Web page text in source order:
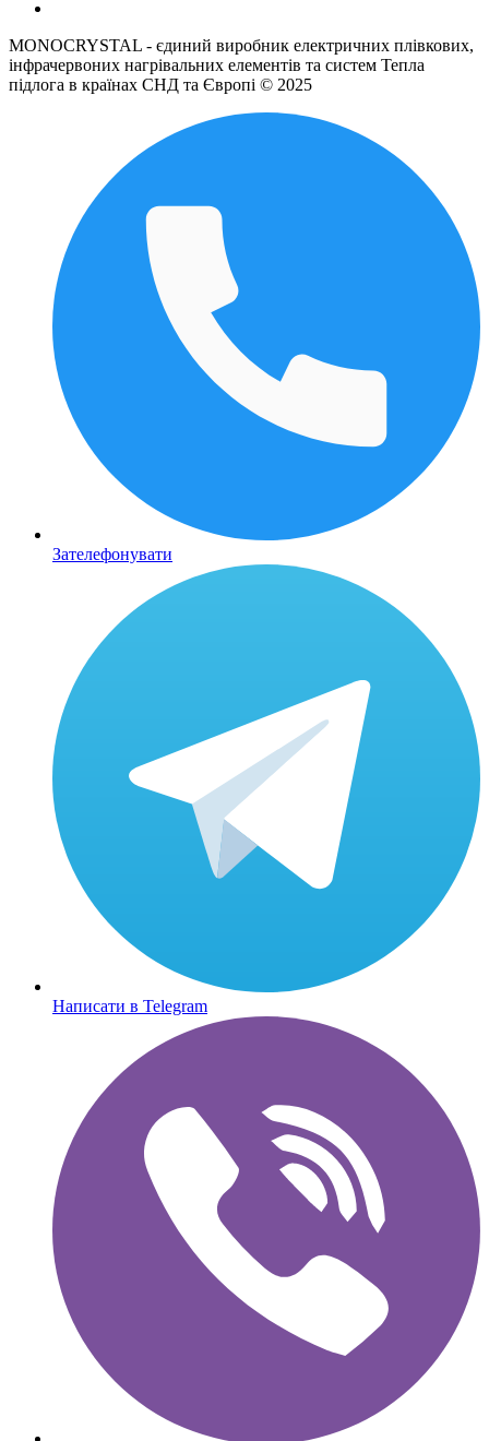
MONOCRYSTAL - єдиний виробник електричних плівкових,
інфрачервоних нагрівальних елементів та систем Тепла
підлога в країнах СНД та Європі © 2025
Зателефонувати
Написати в Telegram